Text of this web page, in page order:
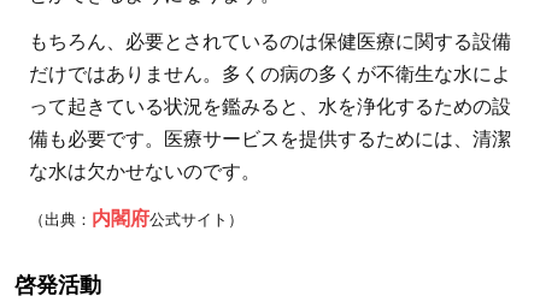
もちろん、必要とされているのは保健医療に関する設備
だけではありません。多くの病の多くが不衛生な水によ
って起きている状況を鑑みると、水を浄化するための設
備も必要です。医療サービスを提供するためには、清潔
な水は欠かせないのです。
（出典： 内閣府公式サイト）
啓発活動